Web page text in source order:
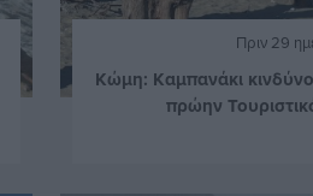
Πριν 29
Κώμη: Καμπανάκι
πρώην